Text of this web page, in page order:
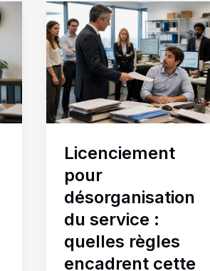
Licenciement
pour
désorganisation
du service :
quelles règles
encadrent cette
Licenciement
pour
désorganisation
du
service
:
quelles
encadrent
cette
procédure
?